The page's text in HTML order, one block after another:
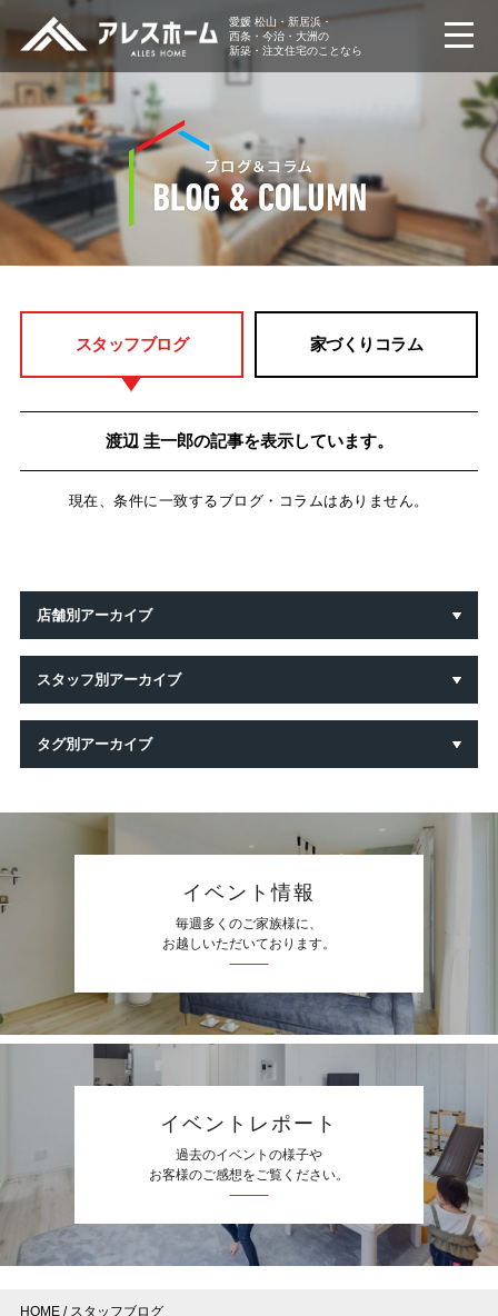
愛媛 松山・新居浜・
西条・今治・大洲の
新築・注文住宅のことなら
HOME スタッフブログ
スタッフブログ 家づくりコラム
渡辺 圭一郎の記事を表示しています。
現在、条件に一致するブログ・コラムはありません。
店舗別アーカイブ
スタッフ別アーカイブ
タグ別アーカイブ
イベント情報
毎週多くのご家族様に、
お越しいただいております。
イベントレポート
過去のイベントの様子や
お客様のご感想をご覧ください。